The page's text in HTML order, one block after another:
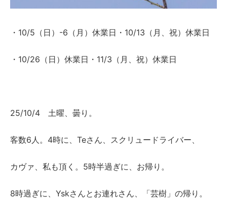
・10/5（日）-6（月）休業日・10/13（月、祝）休業日
・10/26（日）休業日・11/3（月、祝）休業日
25/10/4 土曜、曇り。
客数6人。4時に、Teさん、スクリュードライバー、
カヴァ、私も頂く。5時半過ぎに、お帰り。
8時過ぎに、Yskさんとお連れさん、「芸樹」の帰り。